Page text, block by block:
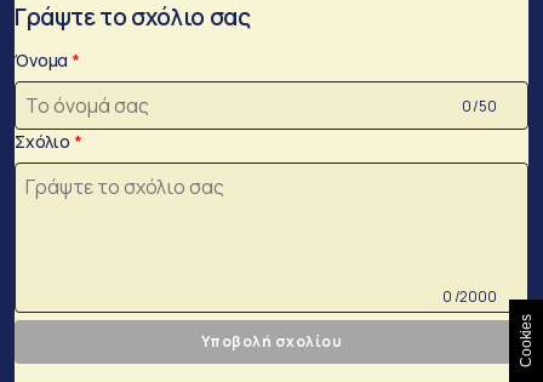
Γράψτε το σχόλιο σας
Όνομα
0 /50
Σχόλιο
0 /2000
Υποβολή σχολίου Cookies